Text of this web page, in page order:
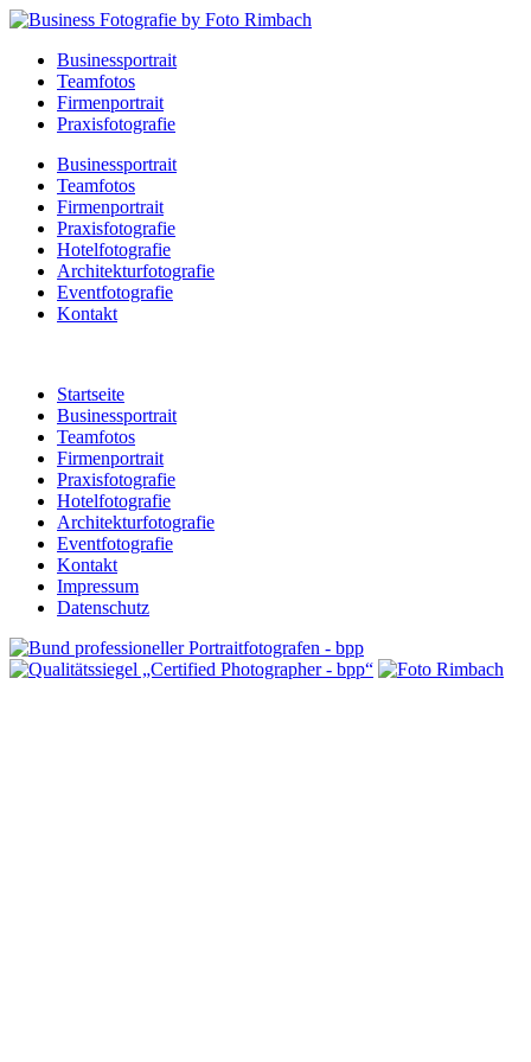
Businessportrait
Teamfotos
Firmenportrait
Praxisfotografie
Businessportrait
Teamfotos
Firmenportrait
Praxisfotografie
Hotelfotografie
Architekturfotografie
Eventfotografie
Kontakt
Startseite
Businessportrait
Teamfotos
Firmenportrait
Praxisfotografie
Hotelfotografie
Architekturfotografie
Eventfotografie
Kontakt
Impressum
Datenschutz